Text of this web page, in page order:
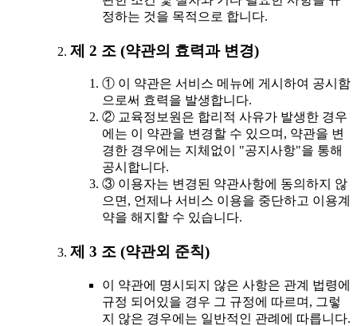
정하는 것을 목적으로 합니다.
제 2 조 (약관의 효력과 변경)
① 이 약관은 서비스 메뉴에 게시하여 공시함
으로써 효력을 발생합니다.
② 교육정보원은 합리적 사유가 발생한 경우
에는 이 약관을 변경할 수 있으며, 약관을 변
경한 경우에는 지체없이 "공지사항"을 통해
공시합니다.
③ 이용자는 변경된 약관사항에 동의하지 않
으면, 언제나 서비스 이용을 중단하고 이용계
약을 해지할 수 있습니다.
제 3 조 (약관외 준칙)
이 약관에 명시되지 않은 사항은 관계 법령에
규정 되어있을 경우 그 규정에 따르며, 그렇
지 않은 경우에는 일반적인 관례에 따릅니다.